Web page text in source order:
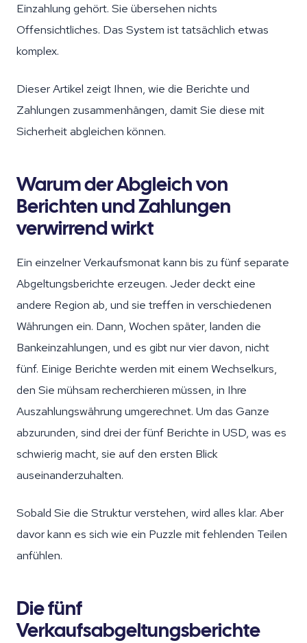
Einzahlung gehört. Sie übersehen nichts
Offensichtliches. Das System ist tatsächlich etwas
komplex.
Dieser Artikel zeigt Ihnen, wie die Berichte und
Zahlungen zusammenhängen, damit Sie diese mit
Sicherheit abgleichen können.
Warum der Abgleich von
Berichten und Zahlungen
verwirrend wirkt
Ein einzelner Verkaufsmonat kann bis zu fünf separate
Abgeltungsberichte erzeugen. Jeder deckt eine
andere Region ab, und sie treffen in verschiedenen
Währungen ein. Dann, Wochen später, landen die
Bankeinzahlungen, und es gibt nur vier davon, nicht
fünf. Einige Berichte werden mit einem Wechselkurs,
den Sie mühsam recherchieren müssen, in Ihre
Auszahlungswährung umgerechnet. Um das Ganze
abzurunden, sind drei der fünf Berichte in USD, was es
schwierig macht, sie auf den ersten Blick
auseinanderzuhalten.
Sobald Sie die Struktur verstehen, wird alles klar. Aber
davor kann es sich wie ein Puzzle mit fehlenden Teilen
anfühlen.
Die fünf
Verkaufsabgeltungsberichte